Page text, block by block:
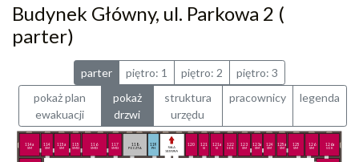
Budynek Główny, ul. Parkowa 2 (
parter)
parter piętro: 1 piętro: 2
piętro: 3
pokaż plan
ewakuacji
pokaż
drzwi
struktura
urzędu
pracownicy legenda
114
SM
114a
SM
115
SMD
115a
SM
116
SMD
117
SMD
118
POCZTA
119
PH
120 121
SI
121a
SI
122
SOK
123
SM
123a
SM
124
SM
125
SM
125a
SM
126
SM
126a
SOK
7 - 12
sala sesyjna